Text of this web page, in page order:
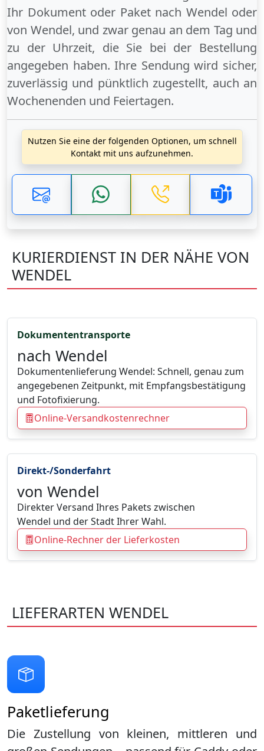
Ihr Dokument oder Paket nach Wendel oder
von Wendel, und zwar genau an dem Tag und
zu der Uhrzeit, die Sie bei der Bestellung
angegeben haben. Ihre Sendung wird sicher,
zuverlässig und pünktlich zugestellt, auch an
Wochenenden und Feiertagen.
Nutzen Sie eine der folgenden Optionen, um schnell
Kontakt mit uns aufzunehmen.
KURIERDIENST IN DER NÄHE VON
WENDEL
Direkt-/Sonderfahrt
von Wendel
Direkter Versand Ihres Pakets zwischen
Wendel und der Stadt Ihrer Wahl.
Online-Rechner der Lieferkosten
Dokumententransporte
nach Wendel
Dokumentenlieferung Wendel: Schnell, genau zum
angegebenen Zeitpunkt, mit Empfangsbestätigung
und Fotofixierung.
Online-Versandkostenrechner
LIEFERARTEN WENDEL
Paketlieferung
Die Zustellung von kleinen, mittleren und